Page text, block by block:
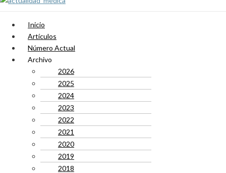
Inicio
Artículos
Número Actual
Archivo
2026
2025
2024
2023
2022
2021
2020
2019
2018